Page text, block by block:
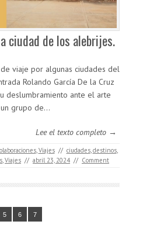
ciudad de los alebrijes.
viaje por algunas ciudades del
Rolando García De la Cruz
deslumbramiento ante el arte
grupo de…
Lee el texto completo →
,Viajes // ciudades,destinos,
,Viajes // abril 23, 2024 // Comment
5 6 7